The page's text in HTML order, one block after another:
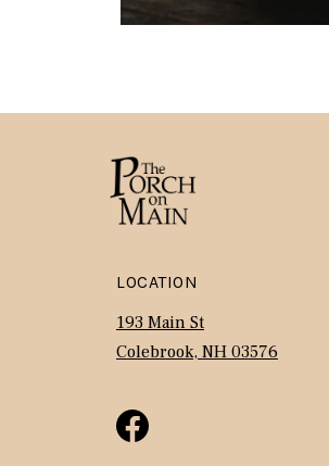
LOCATION
193 Main St
Colebrook, NH 03576